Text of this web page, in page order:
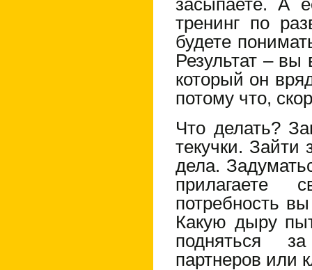
засыпаете. А
тренинг по
будете
Результат – вы
который он
потому что,
Что делать?
текучки. Зайти
дела.
прилагаете
потребность
Какую дыру
подняться
партнеров или